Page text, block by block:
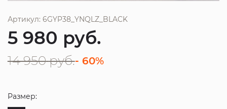
Артикул: 6GYP38_YNQLZ_BLACK
5 980 руб.
14 950 руб.- 60%
Размер: